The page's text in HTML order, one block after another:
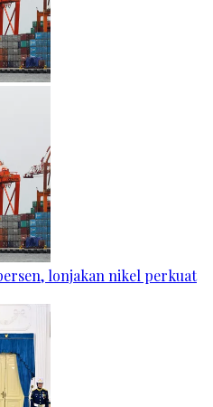
lonjakan nikel perkuat